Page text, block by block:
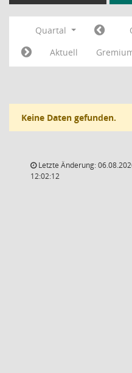
Quartal
Aktuell
Keine Daten gefunden.
Letzte Änderung:
12:02:12